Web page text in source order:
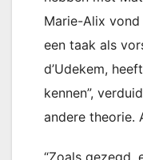
Marie-Alix
een taak als
d’Udekem,
kennen”,
andere theorie.
“Zoals gezegd,